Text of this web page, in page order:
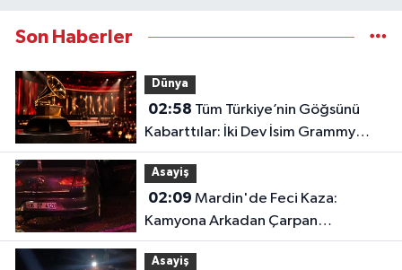
Son Haberler
Dünya
02:58
Kabarttılar: İki Dev İsim Grammy
Jürisine Seçildi!
Asayiş
02:09
Kamyona Arkadan Çarpan
Otomobilde 1 Ölü, 2 Ağır Yaralı
Asayiş